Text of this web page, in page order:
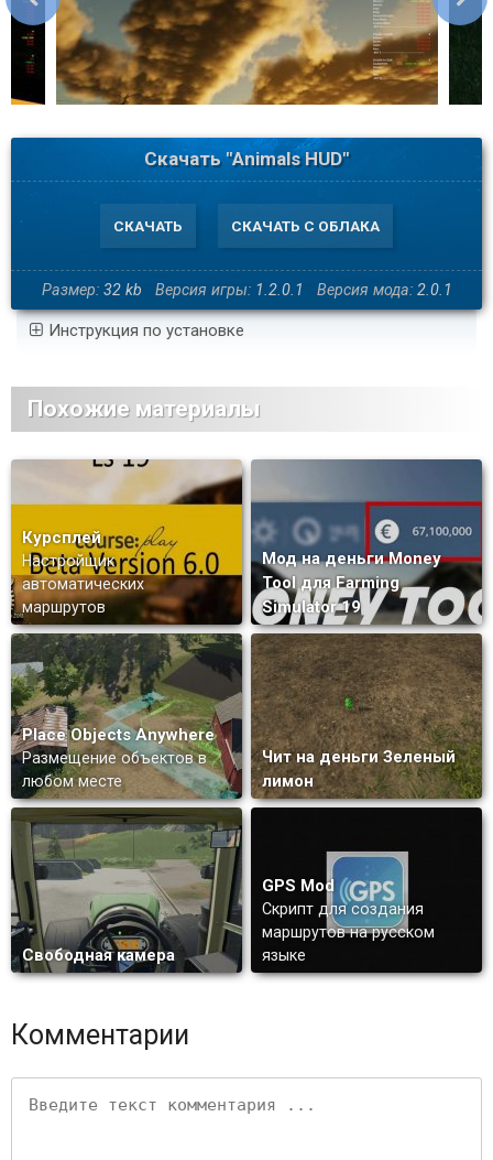
Скачать "Animals HUD"
СКАЧАТЬ СКАЧАТЬ С ОБЛАКА
Размер: 32 kb Версия игры: 1.2.0.1 Версия мода: 2.0.1
Инструкция по установке
Похожие материалы
Курсплей
Настройщик
автоматических
маршрутов
Мод на деньги Money
Tool для Farming
Simulator 19
Place Objects Anywhere
Размещение объектов в
любом месте
Чит на деньги Зеленый
лимон
Свободная камера
GPS Mod
Скрипт для создания
маршрутов на русском
языке
Комментарии